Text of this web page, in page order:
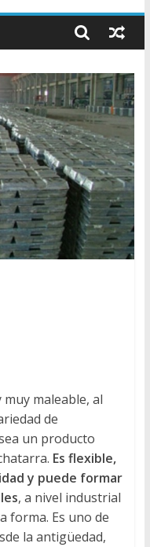
maleable, al
de
un producto
Es flexible,
y puede formar
, a nivel industrial
forma. Es uno de
la antigüedad,